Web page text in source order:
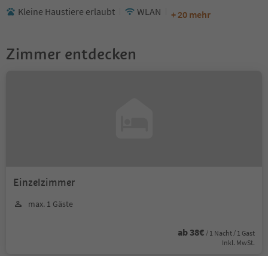
Kleine Haustiere erlaubt
WLAN + 20 mehr
Zimmer entdecken
Einzelzimmer
max. 1 Gäste
ab 38€ / 1 Nacht / 1 Gast
Inkl. MwSt.